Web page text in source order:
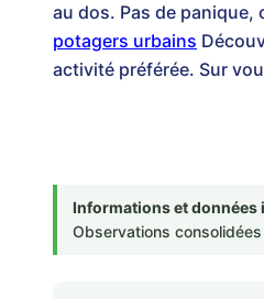
au dos. Pas de
potagers urbains
activité préférée. Sur
Informations et données
Observations